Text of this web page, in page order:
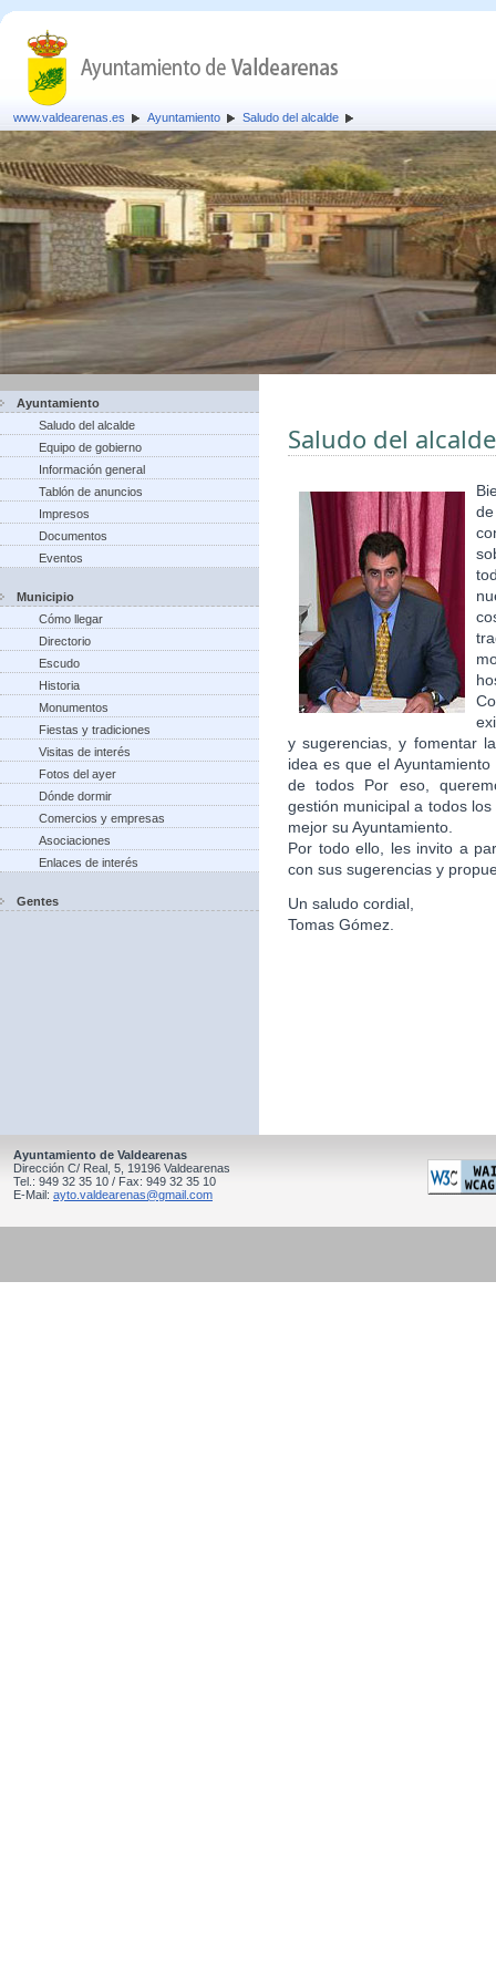
www.valdearenas.es Ayuntamiento Saludo del alcalde
Ayuntamiento
Saludo del alcalde
Equipo de gobierno
Información general
Tablón de anuncios
Impresos
Documentos
Eventos
Municipio
Cómo llegar
Directorio
Escudo
Historia
Monumentos
Fiestas y tradiciones
Visitas de interés
Fotos del ayer
Dónde dormir
Comercios y empresas
Asociaciones
Enlaces de interés
Gentes
Saludo del alcalde
y sugerencias, y fomentar
idea es que el
de todos Por eso,
gestión municipal a todos
mejor su Ayuntamiento.
Por todo ello, les invito a
con sus sugerencias y
Un saludo cordial,
Tomas Gómez.
Ayuntamiento de Valdearenas
Dirección C/ Real, 5, 19196 Valdearenas
Tel.: 949 32 35 10 / Fax: 949 32 35 10
E-Mail: ayto.valdearenas@gmail.com